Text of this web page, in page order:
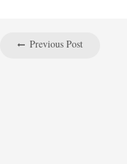
Previous Post